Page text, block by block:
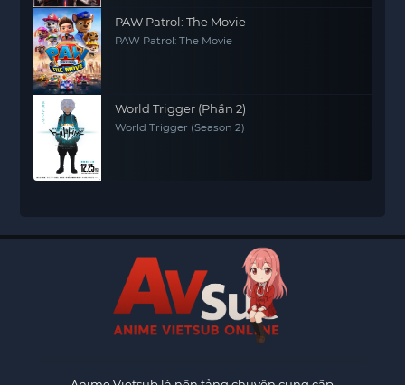
PAW Patrol: The Movie
PAW Patrol: The Movie
World Trigger (Phần 2)
World Trigger (Season 2)